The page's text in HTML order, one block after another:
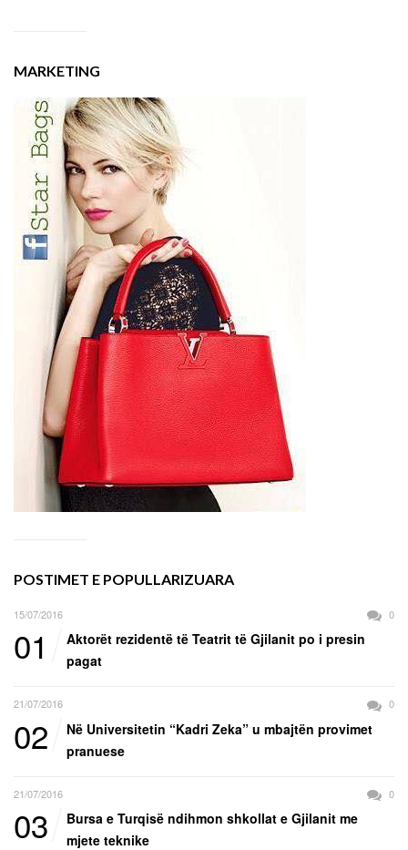
MARKETING
POSTIMET E POPULLARIZUARA
15/07/2016 0
01
Aktorët rezidentë të Teatrit të Gjilanit po i presin
pagat
21/07/2016 0
02
Në Universitetin “Kadri Zeka” u mbajtën provimet
pranuese
21/07/2016 0
03
Bursa e Turqisë ndihmon shkollat e Gjilanit me
mjete teknike